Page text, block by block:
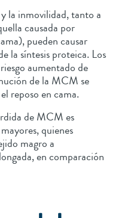
la inmovilidad, tanto a
causada por
pueden causar
la síntesis proteica. Los
aumentado de
de la MCM se
reposo en cama.
de MCM es
quienes
magro a
en comparación